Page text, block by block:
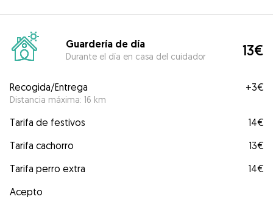
Guardería de día
Durante el día en casa del cuidador 13€
Recogida/Entrega
Distancia máxima: 16 km
+3€
Tarifa de festivos
14€
Tarifa cachorro
13€
Tarifa perro extra
14€
Acepto